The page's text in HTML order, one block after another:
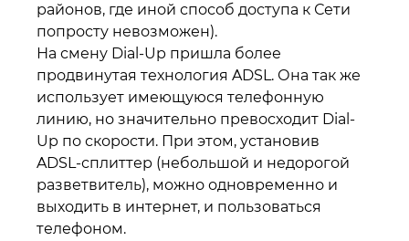
районов, где иной способ доступа к Сети
попросту невозможен).
На смену Dial-Up пришла более
продвинутая технология ADSL. Она так же
использует имеющуюся телефонную
линию, но значительно превосходит Dial-
Up по скорости. При этом, установив
ADSL-сплиттер (небольшой и недорогой
разветвитель), можно одновременно и
выходить в интернет, и пользоваться
телефоном.